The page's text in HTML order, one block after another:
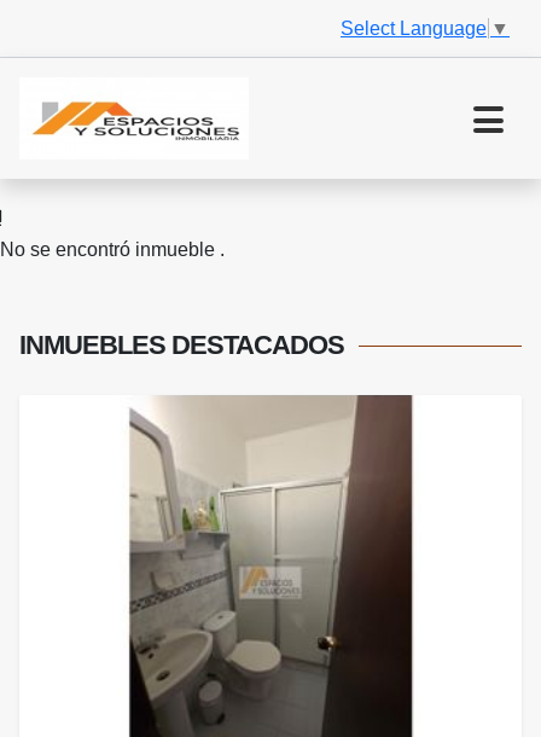
Select Language ▼
No se encontró inmueble .
INMUEBLES DESTACADOS